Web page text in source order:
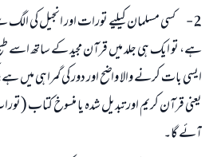
2- کسی مسلمان کیلیے تورات اور انجیل کی الگ
ہے، تو ایک ہی جلد میں قرآن مجید کے ساتھ اسے طبع
ایسی بات کرنے والا واضح اور دور کی گمراہی
یعنی قرآن کریم اور تبدیل شدہ یا منسوخ کتاب
آئے گا۔